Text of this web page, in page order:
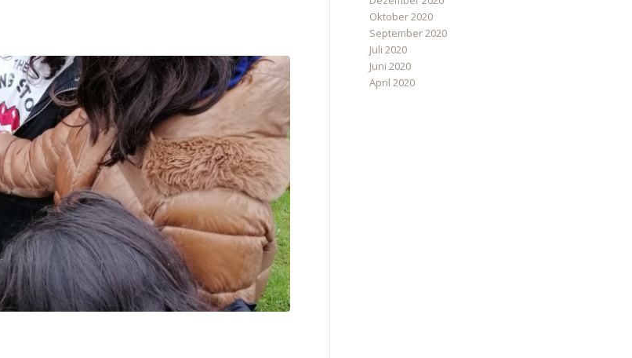
Oktober 2020
September 2020
Juli 2020
Juni 2020
April 2020